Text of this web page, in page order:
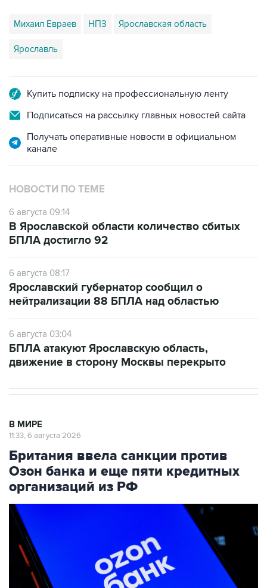
Михаил Евраев НПЗ Ярославская область
Ярославль
Купить подписку на профессиональную ленту
Подписаться на рассылку главных новостей сайта
Получать оперативные новости в официальном
канале
НОВОСТИ ПО ТЕМЕ
6 августа 09:14
В Ярославской области количество сбитых
БПЛА достигло 92
6 августа 08:17
Ярославский губернатор сообщил о
нейтрализации 88 БПЛА над областью
6 августа 03:04
БПЛА атакуют Ярославскую область,
движение в сторону Москвы перекрыто
В МИРЕ
11:33, 6 августа 2026
Британия ввела санкции против
Озон банка и еще пяти кредитных
организаций из РФ